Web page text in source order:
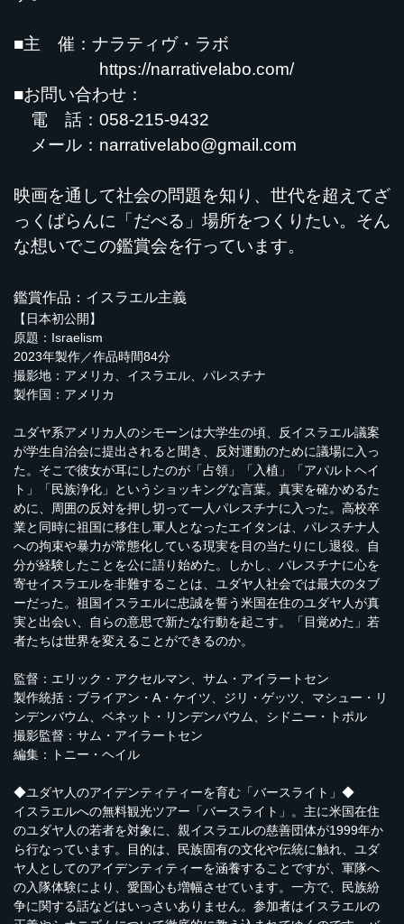
■主 催：ナラティヴ・ラボ
https://narrativelabo.com/
■お問い合わせ：
電 話：058-215-9432
メール： narrativelabo@gmail.com
映画を通して社会の問題を知り、世代を超えてざ
っくばらんに「だべる」場所をつくりたい。そん
な想いでこの鑑賞会を行っています。
鑑賞作品：イスラエル主義
【日本初公開】
原題：Israelism
2023年製作／作品時間84分
撮影地：アメリカ、イスラエル、パレスチナ
製作国：アメリカ
ユダヤ系アメリカ人のシモーンは大学生の頃、反イスラエル議案
が学生自治会に提出されると聞き、反対運動のために議場に入っ
た。そこで彼女が耳にしたのが「占領」「入植」「アパルトヘイ
ト」「民族浄化」というショッキングな言葉。真実を確かめるた
めに、周囲の反対を押し切って一人パレスチナに入った。高校卒
業と同時に祖国に移住し軍人となったエイタンは、パレスチナ人
への拘束や暴力が常態化している現実を目の当たりにし退役。自
分が経験したことを公に語り始めた。しかし、パレスチナに心を
寄せイスラエルを非難することは、ユダヤ人社会では最大のタブ
ーだった。祖国イスラエルに忠誠を誓う米国在住のユダヤ人が真
実と出会い、自らの意思で新たな行動を起こす。「目覚めた」若
者たちは世界を変えることができるのか。
監督：エリック・アクセルマン、サム・アイラートセン
製作統括：ブライアン・A・ケイツ、ジリ・ゲッツ、マシュー・リ
ンデンバウム、ベネット・リンデンバウム、シドニー・トポル
撮影監督：サム・アイラートセン
編集：トニー・ヘイル
◆ユダヤ人のアイデンティティーを育む「バースライト」◆
イスラエルへの無料観光ツアー「バースライト」。主に米国在住
のユダヤ人の若者を対象に、親イスラエルの慈善団体が1999年か
ら行なっています。目的は、民族固有の文化や伝統に触れ、ユダ
ヤ人としてのアイデンティティーを涵養することですが、軍隊へ
の入隊体験により、愛国心も増幅させています。一方で、民族紛
争に関する話などはいっさいありません。参加者はイスラエルの